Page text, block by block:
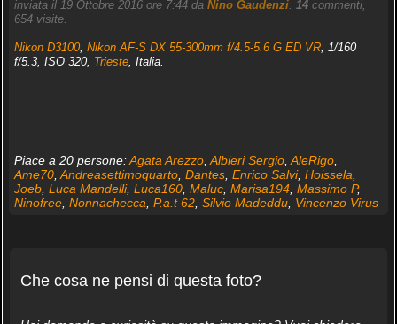
inviata il 19 Ottobre 2016 ore 7:44 da Nino Gaudenzi. 14commenti,
654 visite.
Nikon D3100, Nikon AF-S DX 55-300mm f/4.5-5.6 G ED VR, 1/160
f/5.3, ISO 320, Trieste, Italia.
Piace a 20 persone:Agata Arezzo, Albieri Sergio, AleRigo,
Ame70, Andreasettimoquarto, Dantes, Enrico Salvi, Hoissela
Joeb, Luca Mandelli, Luca160, Maluc, Marisa194, Massimo P,
Ninofree, Nonnachecca P.a.t 62, Silvio Madeddu, Vincenzo Virus
Che cosa ne pensi di questa foto?